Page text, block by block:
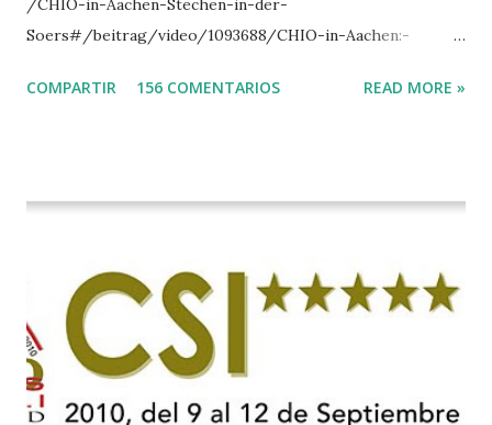
/CHIO-in-Aachen-Stechen-in-der-
Soers#/beitrag/video/1093688/CHIO-in-Aachen:-
COMPARTIR 156 COMENTARIOS READ MORE »